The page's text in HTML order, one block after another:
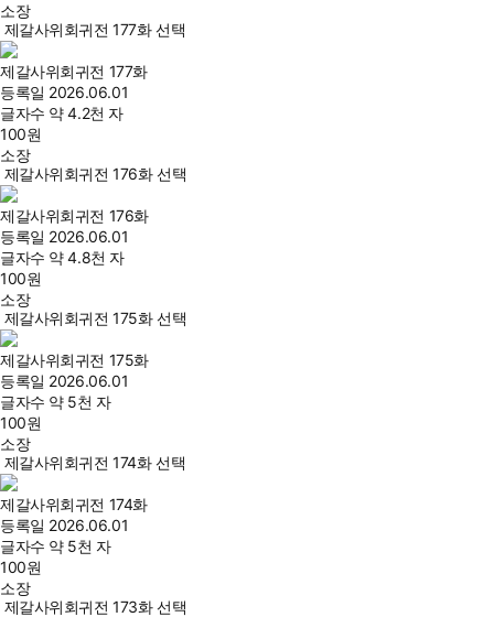
소장
제갈사위회귀전 177화 선택
제갈사위회귀전 177화
등록일 2026.06.01
글자수 약 4.2천 자
100원
소장
제갈사위회귀전 176화 선택
제갈사위회귀전 176화
등록일 2026.06.01
글자수 약 4.8천 자
100원
소장
제갈사위회귀전 175화 선택
제갈사위회귀전 175화
등록일 2026.06.01
글자수 약 5천 자
100원
소장
제갈사위회귀전 174화 선택
제갈사위회귀전 174화
등록일 2026.06.01
글자수 약 5천 자
100원
소장
제갈사위회귀전 173화 선택